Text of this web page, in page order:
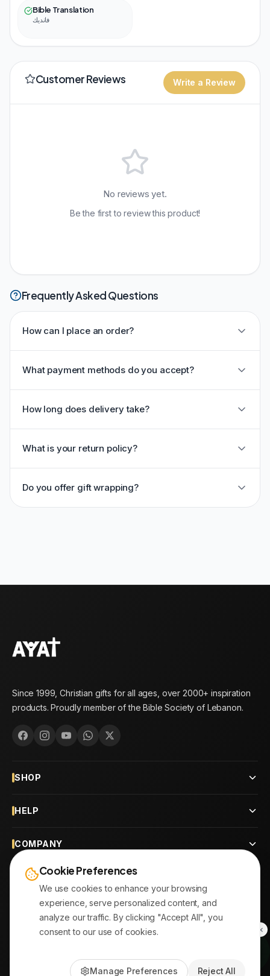
Bible Translation
فانديك
Customer Reviews Write a Review
No reviews yet.
Be the first to review this product!
Frequently Asked Questions
How can I place an order?
What payment methods do you accept?
How long does delivery take?
What is your return policy?
Do you offer gift wrapping?
Since 1999, Christian gifts for all ages, over 2000+ inspiration
products. Proudly member of the Bible Society of Lebanon.
SHOP
HELP
COMPANY
CONTACT
OUR BRANCHES
© 2026AYATonline.com
Cookie Preferences
We use cookies to enhance your browsing
experience, serve personalized content, and
analyze our traffic. By clicking "Accept All", you
consent to our use of cookies.
Manage Preferences Reject All